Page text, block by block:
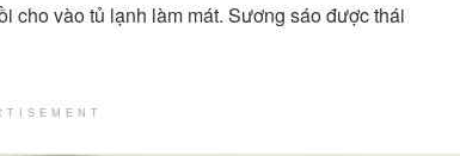
cho vào tủ lạnh làm mát. Sương sáo được thái